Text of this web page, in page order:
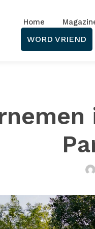
Home
WORD VRIEND